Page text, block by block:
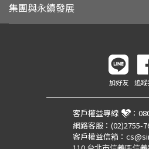
集團與永續發展
加好友 追蹤
客戶權益專線 ：
網路客服： (02)2755-
客戶權益信箱：